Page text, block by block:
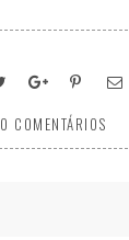
0 COMENTÁRIOS